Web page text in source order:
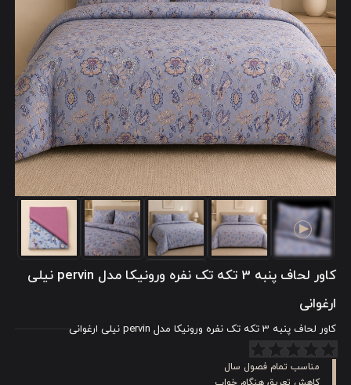
کاور لحاف پنبه 3 تکه تک نفره ورونیکا مدل pervin نیلی
ارغوانی
کاور لحاف پنبه 3 تکه تک نفره ورونیکا مدل pervin نیلی ارغوانی
مناسب تمام فصول سال
کاهش تعریق هنگام خواب